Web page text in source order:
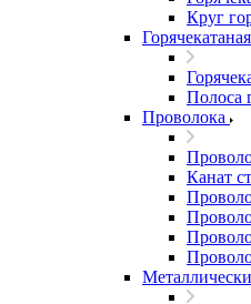
Круг
Полоса
Проволока
Канат